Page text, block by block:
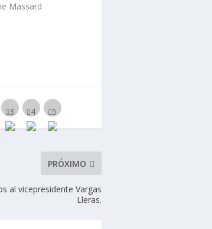
Massard
PRÓXIMO
al vicepresidente Vargas
Lleras.